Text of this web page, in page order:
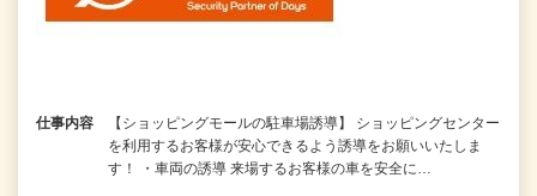
仕事内容
【ショッピングモールの駐車場誘導】 ショッピングセンター
を利用するお客様が安心できるよう誘導をお願いいたしま
す！ ・車両の誘導 来場するお客様の車を安全に…